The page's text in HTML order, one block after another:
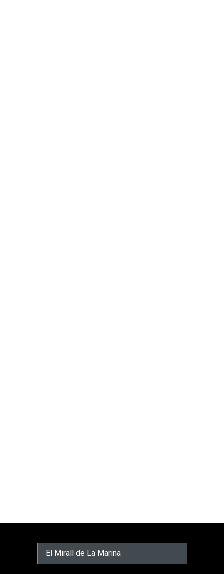
El Mirall de La Marina